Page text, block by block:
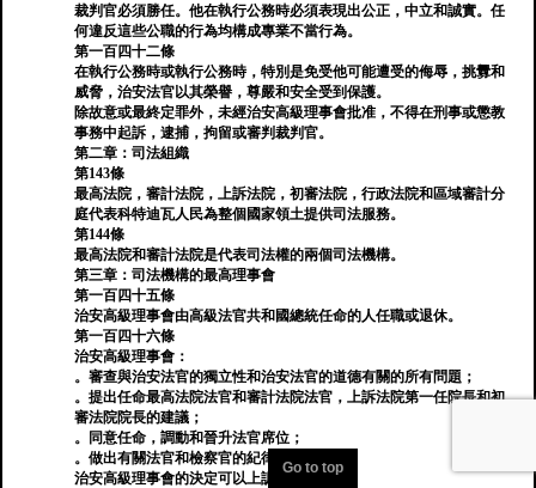
裁判官必須勝任。他在執行公務時必須表現出公正，中立和誠實。任
何違反這些公職的行為均構成專業不當行為。
第一百四十二條
在執行公務時或執行公務時，特別是免受他可能遭受的侮辱，挑釁和
威脅，治安法官以其榮譽，尊嚴和安全受到保護。
除故意或最終定罪外，未經治安高級理事會批准，不得在刑事或懲教
事務中起訴，逮捕，拘留或審判裁判官。
第二章：司法組織
第143條
最高法院，審計法院，上訴法院，初審法院，行政法院和區域審計分
庭代表科特迪瓦人民為整個國家領土提供司法服務。
第144條
最高法院和審計法院是代表司法權的兩個司法機構。
第三章：司法機構的最高理事會
第一百四十五條
治安高級理事會由高級法官共和國總統任命的人任職或退休。
第一百四十六條
治安高級理事會：
。審查與治安法官的獨立性和治安法官的道德有關的所有問題；
。提出任命最高法院法官和審計法院法官，上訴法院第一任院長和初
審法院院長的建議；
。同意任命，調動和晉升法官席位；
。做出有關法官和檢察官的紀律培訓的決定。
治安高級理事會的決定可以上訴。
Go to top